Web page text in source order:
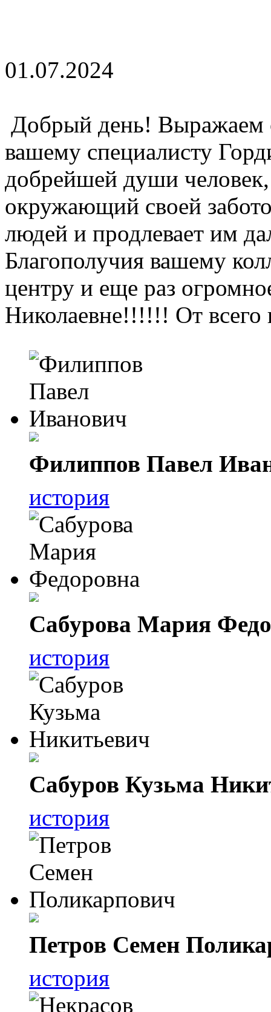
01.07.2024
Добрый день! Выражаем
вашему специалисту
добрейшей души
окружающий своей
людей и продлевает им
Благополучия вашему
центру и еще раз
Николаевне!!!!!! От
Филиппов Павел
история
Сабурова Мария
история
Сабуров Кузьма
история
Петров Семен
история